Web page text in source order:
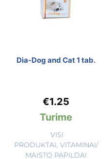
Dia-Dog and Cat 1 tab.
€1.25
Turime
VISI
PRODUKTAI VITAMINAI/
MAISTO PAPILDAI